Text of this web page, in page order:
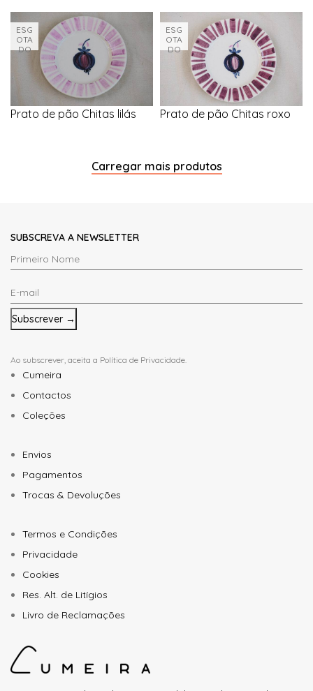
ESG
OTA
DO
Prato de pão Chitas lilás
ESG
OTA
DO
Prato de pão Chitas roxo
Carregar mais produtos
SUBSCREVA A NEWSLETTER
Primeiro
Nome
*
E-
mail
*
Ao subscrever, aceita a Política de Privacidade
Cumeira
Contactos
Coleções
Envios
Pagamentos
Trocas & Devoluções
Termos e Condições
Privacidade
Cookies
Res. Alt. de Litígios
Livro de Reclamações